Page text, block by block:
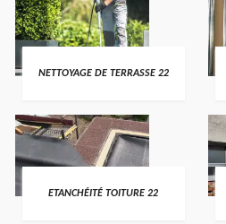
NETTOYAGE DE TERRASSE 22
ETANCHÉITÉ TOITURE 22